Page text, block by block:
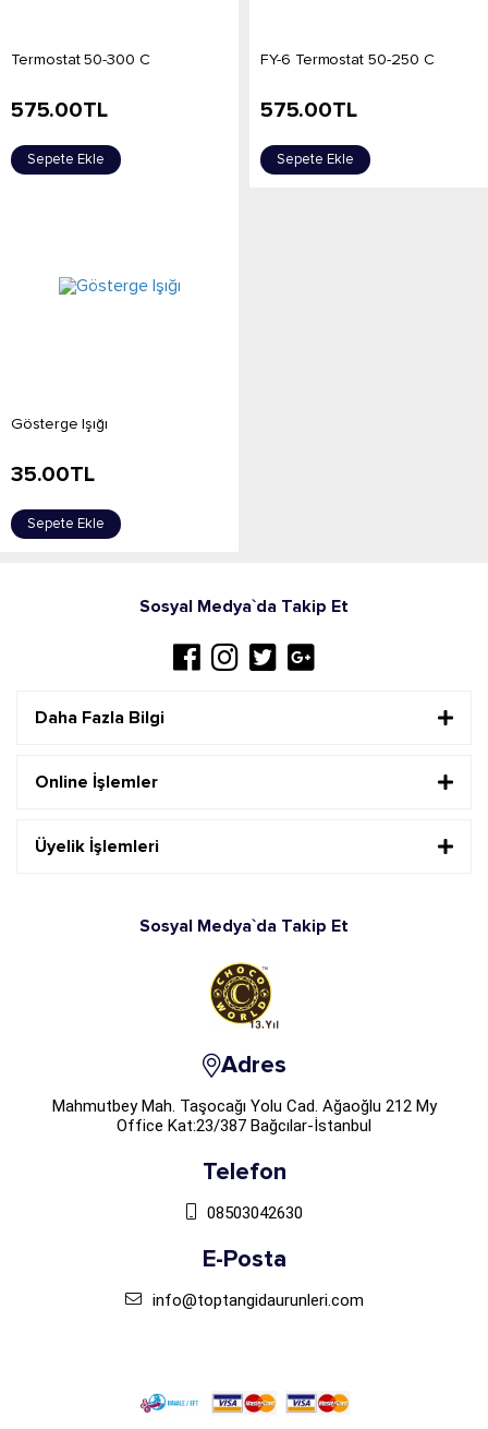
Termostat 50-300 C
575.00TL
Sepete Ekle
FY-6 Termostat 50-250 C
575.00TL
Sepete Ekle
Gösterge Işığı
35.00TL
Sepete Ekle
Sosyal Medya`da Takip Et
Daha Fazla Bilgi
Online İşlemler
Üyelik İşlemleri
Sosyal Medya`da Takip Et
Adres
Mahmutbey Mah. Taşocağı Yolu Cad. Ağaoğlu 212 My
Office Kat:23/387 Bağcılar-İstanbul
Telefon
08503042630
E-Posta
info@toptangidaurunleri.com